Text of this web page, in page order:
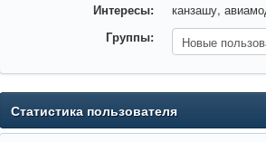
Интересы:
канзашу,
Группы:
Статистика пользователя